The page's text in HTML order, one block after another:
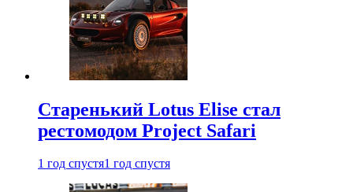
Старенький Lotus Elise стал
рестомодом Project Safari
1 год спустя1 год спустя